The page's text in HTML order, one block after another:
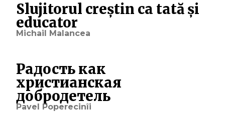
Slujitorul creștin ca tată și
educator
Michail Malancea
Радость как
христианская
добродетель
Pavel Poperecinîi